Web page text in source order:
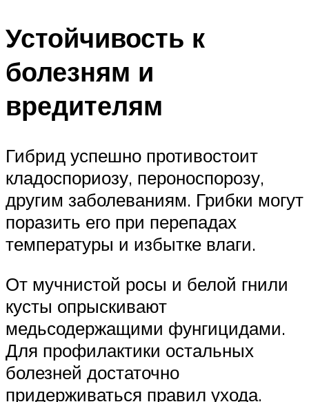
Устойчивость к
болезням и
вредителям
Гибрид успешно противостоит
кладоспориозу, пероноспорозу,
другим заболеваниям. Грибки могут
поразить его при перепадах
температуры и избытке влаги.
От мучнистой росы и белой гнили
кусты опрыскивают
медьсодержащими фунгицидами.
Для профилактики остальных
болезней достаточно
придерживаться правил ухода.